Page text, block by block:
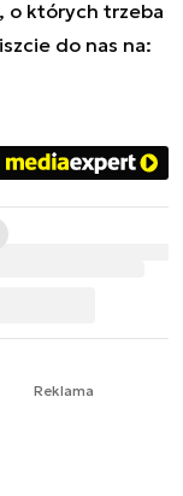
o których trzeba
do nas na:
Reklama